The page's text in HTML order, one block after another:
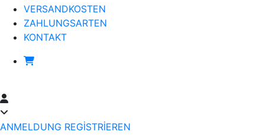
VERSANDKOSTEN
ZAHLUNGSARTEN
KONTAKT
ANMELDUNG REGİSTRİEREN